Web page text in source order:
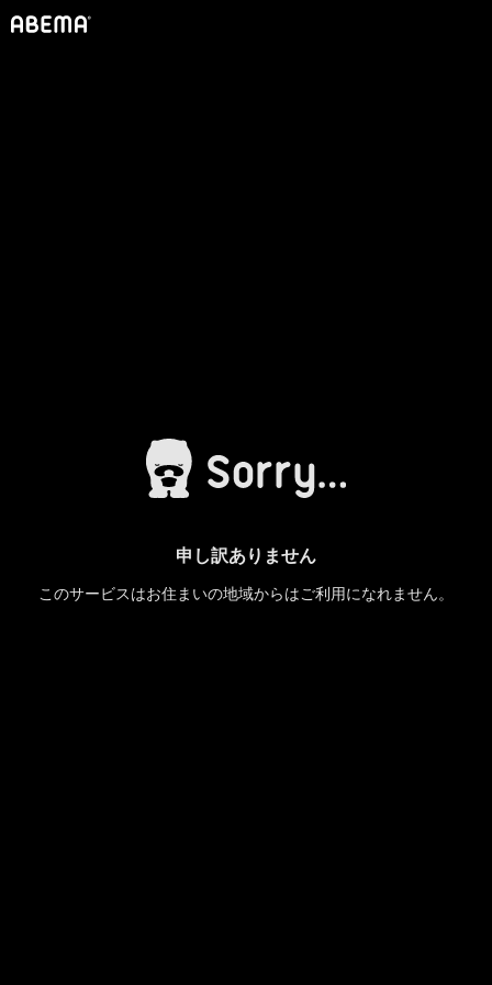
申し訳ありません
このサービスはお住まいの地域からはご利用になれません。